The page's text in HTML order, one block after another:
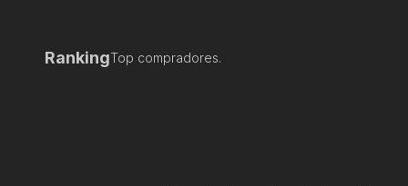
RankingTop compradores.